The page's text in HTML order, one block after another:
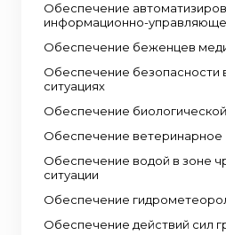
Обеспечение
информационно-
Обеспечение беженцев
Обеспечение безопасности
ситуациях
Обеспечение
Обеспечение ветеринарное
Обеспечение водой в зоне
ситуации
Обеспечение
Обеспечение действий сил